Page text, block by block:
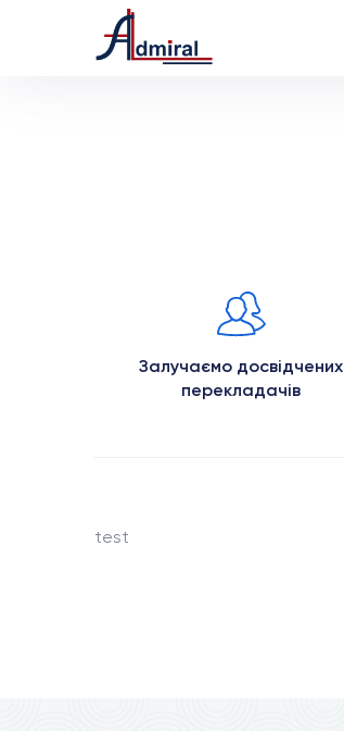
Залучаємо досвідчених
перекладачів
test